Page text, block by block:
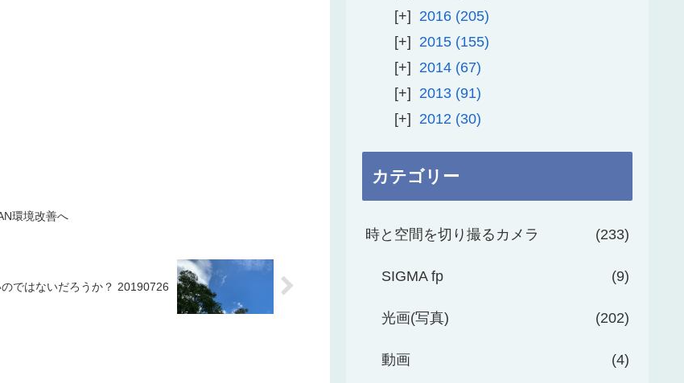
環境改善へ
ではないだろうか？ 20190726
2016 205
2015 155
2014 67
2013 91
2012
30
カテゴリー
時と空間を切り撮るカメラ 233
SIGMA fp 9
光画(写真) 202
動画 4